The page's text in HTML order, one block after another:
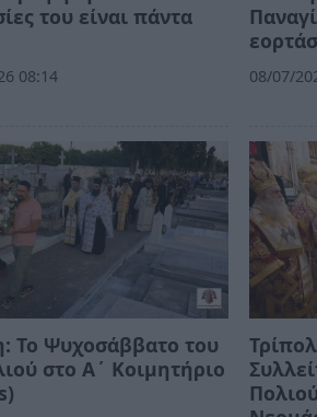
του είναι πάντα
08:14 08/07/
Το Ψυχοσάββατο του
στο Α΄ Κοιμητήριο